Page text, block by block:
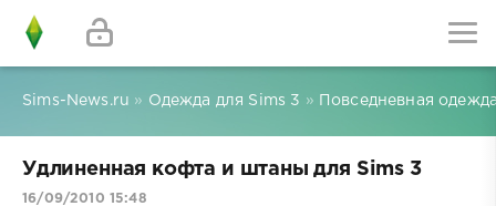
Sims-News.ru » Одежда для Sims 3 » Повседневная
Удлиненная кофта и штаны для Sims 3
16/09/2010 15:48